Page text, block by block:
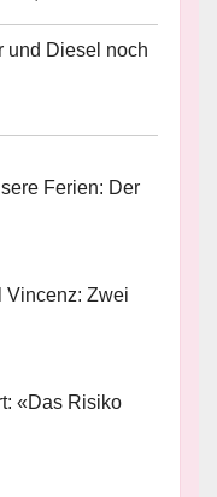
und Diesel noch
Ferien: Der
Vincenz: Zwei
«Das Risiko